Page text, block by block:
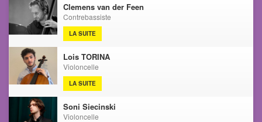
Clemens van der Feen
Contrebassiste
LA SUITE
Lois TORINA
Violoncelle
LA SUITE
Soni Siecinski
Violoncelle